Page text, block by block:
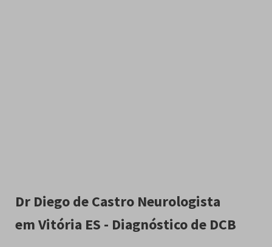
Dr Diego de Castro Neurologista
em Vitória ES - Diagnóstico de DCB